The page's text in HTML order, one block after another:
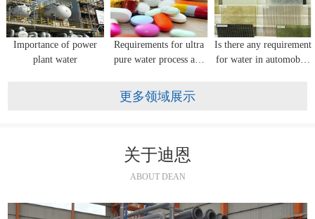
Importance of power
plant water
Requirements for ultra
pure water process and
pharmaceutical industry
Is there any requirement
for water in automobile
更多领域展示
关于迪恩
ABOUT DEAN